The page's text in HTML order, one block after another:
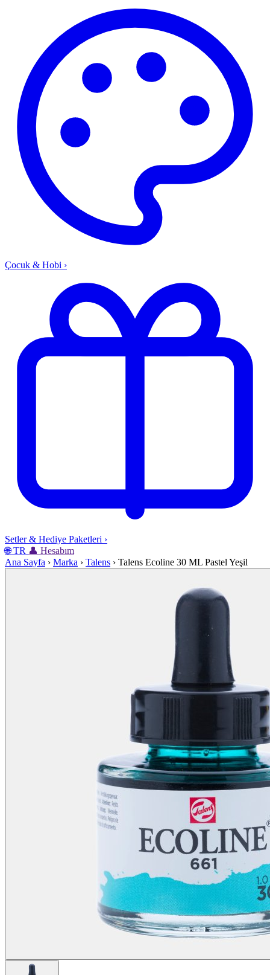
Çocuk & Hobi ›
Setler & Hediye Paketleri ›
🌐 TR 👤 Hesabım
Ana Sayfa › Marka › Talens › Talens Ecoline 30 ML Pastel Yeşil